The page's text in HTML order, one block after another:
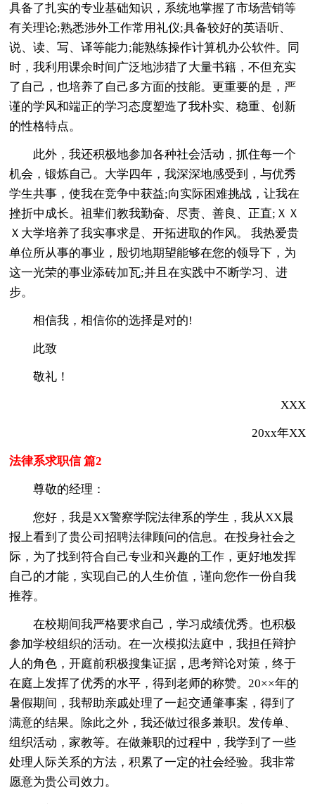
具备了扎实的专业基础知识，系统地掌握了市场营销等
有关理论;熟悉涉外工作常用礼仪;具备较好的英语听、
说、读、写、译等能力;能熟练操作计算机办公软件。同
时，我利用课余时间广泛地涉猎了大量书籍，不但充实
了自己，也培养了自己多方面的技能。更重要的是，严
谨的学风和端正的学习态度塑造了我朴实、稳重、创新
的性格特点。
此外，我还积极地参加各种社会活动，抓住每一个
机会，锻炼自己。大学四年，我深深地感受到，与优秀
学生共事，使我在竞争中获益;向实际困难挑战，让我在
挫折中成长。祖辈们教我勤奋、尽责、善良、正直;ＸＸ
Ｘ大学培养了我实事求是、开拓进取的作风。 我热爱贵
单位所从事的事业，殷切地期望能够在您的领导下，为
这一光荣的事业添砖加瓦;并且在实践中不断学习、进
步。
相信我，相信你的选择是对的!
此致
敬礼！
XXX
20xx年XX
法律系求职信 篇2
尊敬的经理：
您好，我是XX警察学院法律系的学生，我从XX晨
报上看到了贵公司招聘法律顾问的信息。在投身社会之
际，为了找到符合自己专业和兴趣的工作，更好地发挥
自己的才能，实现自己的人生价值，谨向您作一份自我
推荐。
在校期间我严格要求自己，学习成绩优秀。也积极
参加学校组织的活动。在一次模拟法庭中，我担任辩护
人的角色，开庭前积极搜集证据，思考辩论对策，终于
在庭上发挥了优秀的水平，得到老师的称赞。20××年的
暑假期间，我帮助亲戚处理了一起交通肇事案，得到了
满意的结果。除此之外，我还做过很多兼职。发传单、
组织活动，家教等。在做兼职的过程中，我学到了一些
处理人际关系的方法，积累了一定的社会经验。我非常
愿意为贵公司效力。